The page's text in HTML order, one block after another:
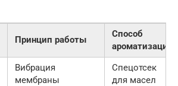
Принцип работы
Способ
ароматизации
Вибрация
мембраны
Спецотсек
для масел